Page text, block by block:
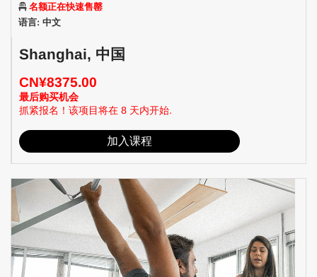
名额正在快速售罄
语言: 中文
Shanghai, 中国
CN¥8375.00
最后购买机会
抓紧报名！该项目将在 8 天内开始.
加入课程